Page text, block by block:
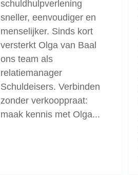
schuldhulpverlening
sneller, eenvoudiger en
menselijker. Sinds kort
versterkt Olga van Baal
ons team als
relatiemanager
Schuldeisers. Verbinden
zonder verkooppraat:
maak kennis met Olga...